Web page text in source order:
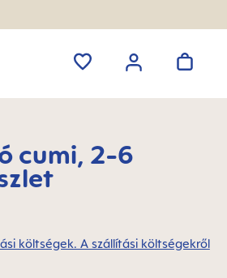
cumi, 2-6
költségek. A szállítási költségekről